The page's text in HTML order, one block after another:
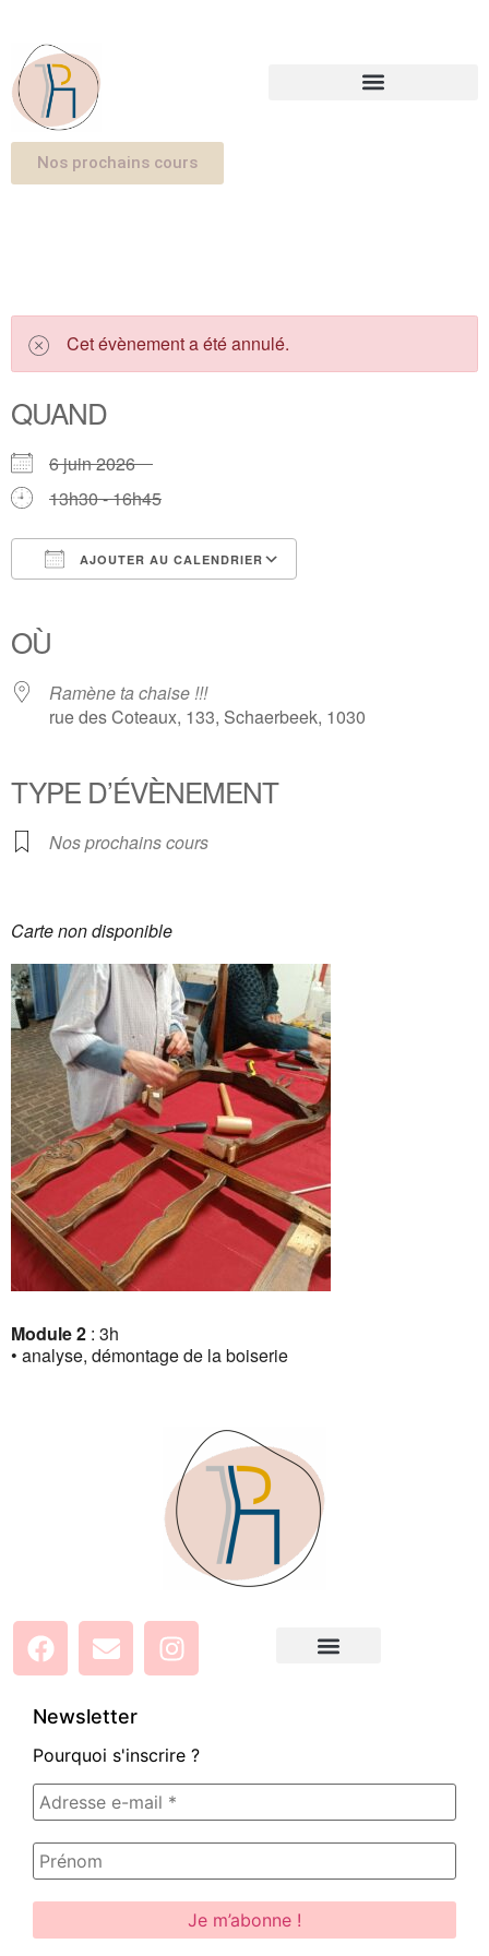
Nos prochains cours
Cet évènement a été annulé.
QUAND
6 juin 2026
13h30 - 16h45
AJOUTER AU CALENDRIER
OÙ
Ramène ta chaise !!!
rue des Coteaux, 133, Schaerbeek, 1030
TYPE D’ÉVÈNEMENT
Nos prochains cours
Carte non disponible
Module 2 : 3h
• analyse, démontage de la boiserie
Newsletter
Pourquoi s'inscrire ?